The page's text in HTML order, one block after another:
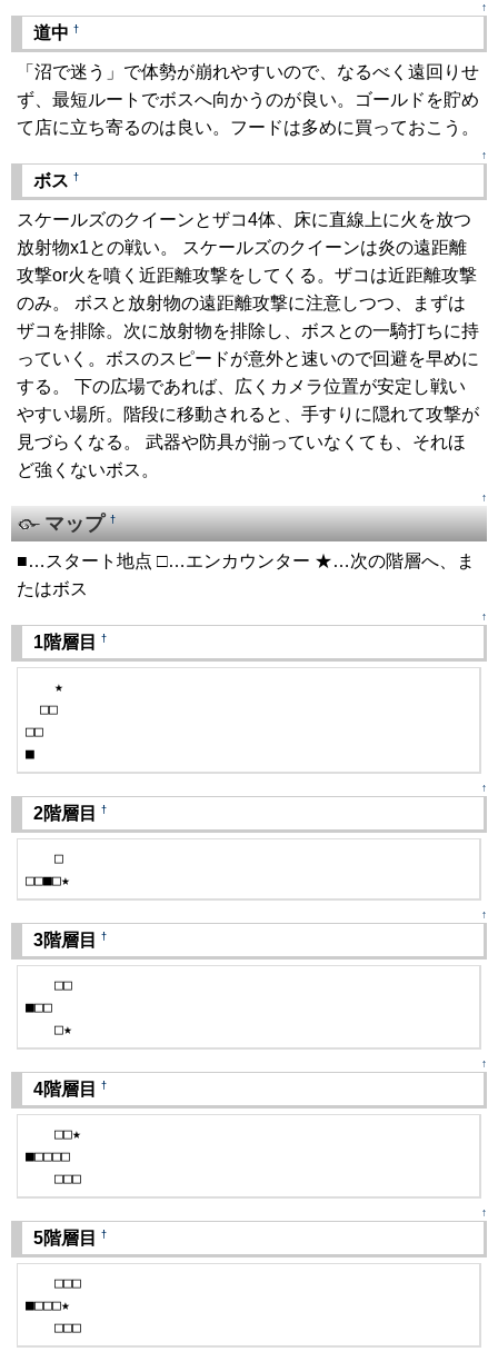
↑
道中 †
「沼で迷う」で体勢が崩れやすいので、なるべく遠回りせ
ず、最短ルートでボスへ向かうのが良い。ゴールドを貯め
て店に立ち寄るのは良い。フードは多めに買っておこう。
↑
ボス †
スケールズのクイーンとザコ4体、床に直線上に火を放つ
放射物x1との戦い。 スケールズのクイーンは炎の遠距離
攻撃or火を噴く近距離攻撃をしてくる。ザコは近距離攻撃
のみ。 ボスと放射物の遠距離攻撃に注意しつつ、まずは
ザコを排除。次に放射物を排除し、ボスとの一騎打ちに持
っていく。ボスのスピードが意外と速いので回避を早めに
する。 下の広場であれば、広くカメラ位置が安定し戦い
やすい場所。階段に移動されると、手すりに隠れて攻撃が
見づらくなる。 武器や防具が揃っていなくても、それほ
ど強くないボス。
↑
マップ†
■…スタート地点 □…エンカウンター ★…次の階層へ、ま
たはボス
↑
1階層目 †
★
□□
□□
■
↑
2階層目 †
□
□□■□★
↑
3階層目 †
□□
■□□
□★
↑
4階層目 †
□□★
■□□□□
□□□
↑
5階層目 †
□□□
■□□□★
□□□